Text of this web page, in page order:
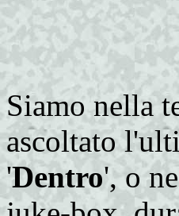
Siamo nella
ascoltato
'Dentro', o